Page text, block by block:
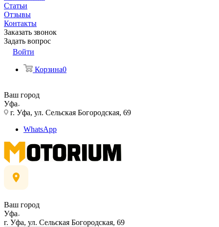
Статьи
Отзывы
Контакты
Заказать звонок
Задать вопрос
Войти
Корзина0
Ваш город
Уфа
г. Уфа, ул. Сельская Богородская, 69
WhatsApp
Ваш город
Уфа
г. Уфа, ул. Сельская Богородская, 69